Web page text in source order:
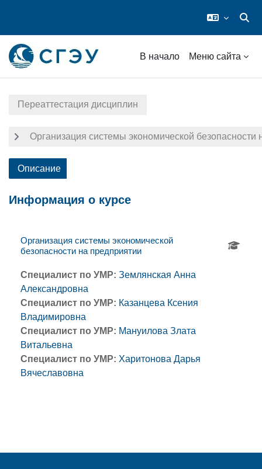
В начало Меню сайта
Переаттестация дисциплин
Организация системы экономической безопасности
Описание
Информация о курсе
Организация системы экономической
безопасности на предприятии
Специалист по УМР: Землянская Анна
Александровна
Специалист по УМР: Казанцева Ксения
Владимировна
Специалист по УМР: Мануилова Злата
Витальевна
Специалист по УМР: Харитонова Дарья
Вячеславовна